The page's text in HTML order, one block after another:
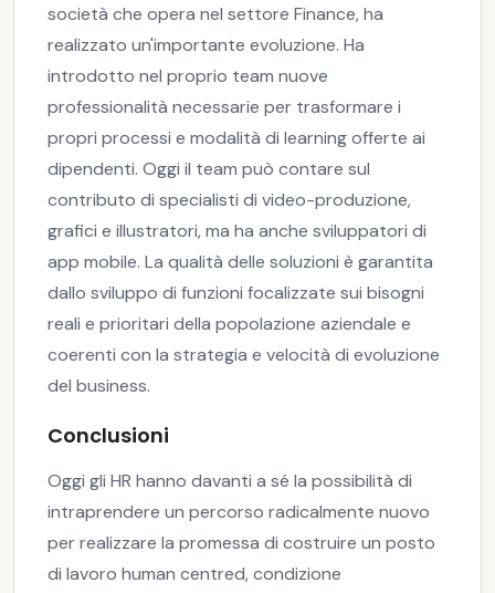
società che opera nel settore Finance, ha
realizzato un'importante evoluzione. Ha
introdotto nel proprio team nuove
professionalità necessarie per trasformare i
propri processi e modalità di learning offerte ai
dipendenti. Oggi il team può contare sul
contributo di specialisti di video-produzione,
grafici e illustratori, ma ha anche sviluppatori di
app mobile. La qualità delle soluzioni è garantita
dallo sviluppo di funzioni focalizzate sui bisogni
reali e prioritari della popolazione aziendale e
coerenti con la strategia e velocità di evoluzione
del business.
Conclusioni
Oggi gli HR hanno davanti a sé la possibilità di
intraprendere un percorso radicalmente nuovo
per realizzare la promessa di costruire un posto
di lavoro human centred, condizione